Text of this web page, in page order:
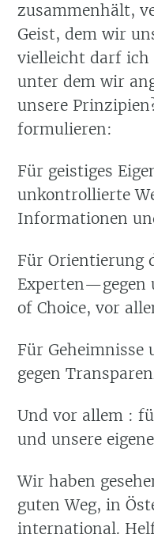
zusammenhält,
Geist, dem wir
vielleicht darf ich
unter dem wir
unsere
formulieren:
Für geistiges
unkontrollierte
Informationen
Für Orientierung
Experten—gegen
of Choice, vor
Für
gegen
Und vor allem :
und unsere
Wir haben
guten Weg, in
international.